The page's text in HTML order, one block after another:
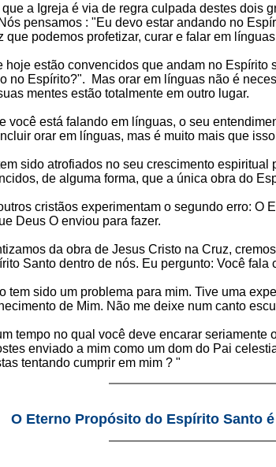
a Igreja é via de regra culpada destes dois
pensamos : "Eu devo estar andando no
que podemos profetizar, curar e falar em
hoje estão convencidos que andam no
no Espírito?". Mas orar em línguas não é
mentes estão totalmente em outro lugar.
você está falando em línguas, o seu
orar em línguas, mas é muito mais que
sido atrofiados no seu crescimento
de alguma forma, que a única obra do
cristãos experimentam o segundo erro:
Deus O enviou para fazer.
da obra de Jesus Cristo na Cruz,
Santo dentro de nós. Eu pergunto: Você
tem sido um problema para mim. Tive uma
de Mim. Não me deixe num canto
tempo no qual você deve encarar
enviado a mim como um dom do Pai
tentando cumprir em mim ? "
O Eterno Propósito do Espírito Santo